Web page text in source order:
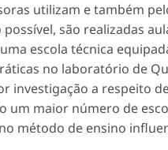
utilizam e também
são realizadas
escola técnica
no laboratório de
investigação a respeito
um maior número de
método de ensino